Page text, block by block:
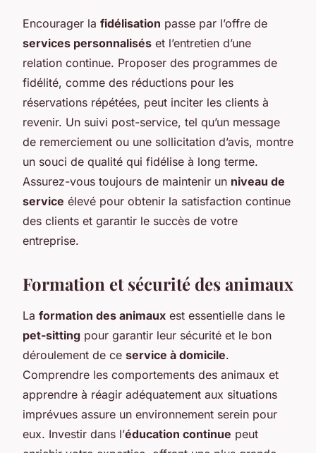
Encourager la fidélisation passe par l’offre de
services personnalisés et l’entretien d’une
relation continue. Proposer des programmes de
fidélité, comme des réductions pour les
réservations répétées, peut inciter les clients à
revenir. Un suivi post-service, tel qu’un message
de remerciement ou une sollicitation d’avis, montre
un souci de qualité qui fidélise à long terme.
Assurez-vous toujours de maintenir un niveau de
service élevé pour obtenir la satisfaction continue
des clients et garantir le succès de votre
entreprise.
Formation et sécurité des animaux
La formation des animaux est essentielle dans le
pet-sitting pour garantir leur sécurité et le bon
déroulement de ce service à domicile.
Comprendre les comportements des animaux et
apprendre à réagir adéquatement aux situations
imprévues assure un environnement serein pour
eux. Investir dans l’éducation continue peut